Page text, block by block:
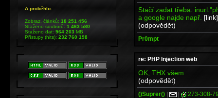
Stačí zadat třeba:
a google najde např. [link]
(odpovědět)
Pr0mpt
re: PHP Injection web
OK, THX všem
(odpovědět)
()Suprer() | | 273-308-
A proběhlo:
Zobraz. článků:18 251 456
Staženo souborů:1 463 580
Staženo dat:964 203MB
Přístupy (hits):232 760 198